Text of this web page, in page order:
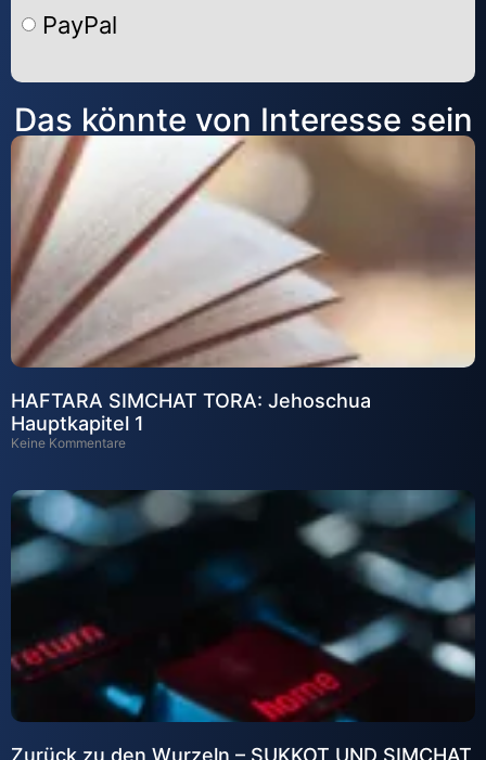
PayPal
Alternative:
Das könnte von Interesse sein
HAFTARA SIMCHAT TORA: Jehoschua
Hauptkapitel 1
Keine Kommentare
Zurück zu den Wurzeln – SUKKOT UND SIMCHAT